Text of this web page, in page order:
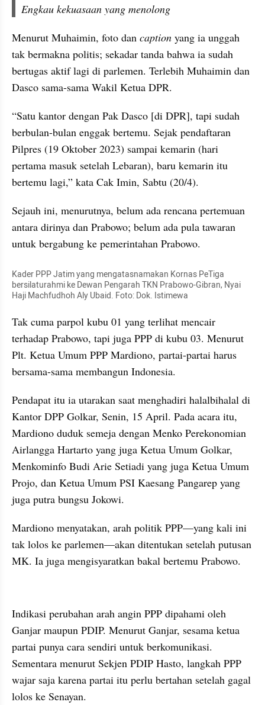
Engkau kekuasaan yang menolong
Menurut Muhaimin, foto dan caption yang ia unggah
tak bermakna politis; sekadar tanda bahwa ia sudah
bertugas aktif lagi di parlemen. Terlebih Muhaimin dan
Dasco sama-sama Wakil Ketua DPR.
“Satu kantor dengan Pak Dasco [di DPR], tapi sudah
berbulan-bulan enggak bertemu. Sejak pendaftaran
Pilpres (19 Oktober 2023) sampai kemarin (hari
pertama masuk setelah Lebaran), baru kemarin itu
bertemu lagi,” kata Cak Imin, Sabtu (20/4).
Sejauh ini, menurutnya, belum ada rencana pertemuan
antara dirinya dan Prabowo; belum ada pula tawaran
untuk bergabung ke pemerintahan Prabowo.
Kader PPP Jatim yang mengatasnamakan Kornas PeTiga
bersilaturahmi ke Dewan Pengarah TKN Prabowo-Gibran, Nyai
Haji Machfudhoh Aly Ubaid. Foto: Dok. Istimewa
Tak cuma parpol kubu 01 yang terlihat mencair
terhadap Prabowo, tapi juga PPP di kubu 03. Menurut
Plt. Ketua Umum PPP Mardiono, partai-partai harus
bersama-sama membangun Indonesia.
Pendapat itu ia utarakan saat menghadiri halalbihalal di
Kantor DPP Golkar, Senin, 15 April. Pada acara itu,
Mardiono duduk semeja dengan Menko Perekonomian
Airlangga Hartarto yang juga Ketua Umum Golkar,
Menkominfo Budi Arie Setiadi yang juga Ketua Umum
Projo, dan Ketua Umum PSI Kaesang Pangarep yang
juga putra bungsu Jokowi.
Mardiono menyatakan, arah politik PPP—yang kali ini
tak lolos ke parlemen—akan ditentukan setelah putusan
MK. Ia juga mengisyaratkan bakal bertemu Prabowo.
Indikasi perubahan arah angin PPP dipahami oleh
Ganjar maupun PDIP. Menurut Ganjar, sesama ketua
partai punya cara sendiri untuk berkomunikasi.
Sementara menurut Sekjen PDIP Hasto, langkah PPP
wajar saja karena partai itu perlu bertahan setelah gagal
lolos ke Senayan.